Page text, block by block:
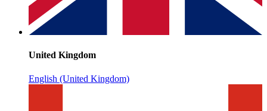
United Kingdom
English (United Kingdom)